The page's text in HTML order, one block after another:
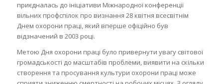
приєдналась до ініціативи Міжнародної конференції
вільних профспілок про визнання 28 квітня всесвітнім
Днем охорони праці, який вперше офіційно був
відзначений в 2003 році.
Метою Дня охорони праці було привернути увагу світової
громадськості до масштабів проблеми, виявити на скільки
створення та просування культури охорони праці може